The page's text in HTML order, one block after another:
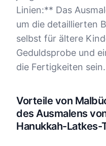
Linien:** Das
um die detaillierten
selbst für ältere
Geduldsprobe und
die Fertigkeiten sein.
Vorteile von
des Ausmalens
Hanukkah-Latkes-